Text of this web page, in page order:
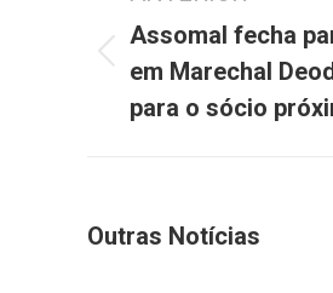
post:
Post
anterior:
Assomal fecha
em Marechal
para o sócio
Outras Notícias